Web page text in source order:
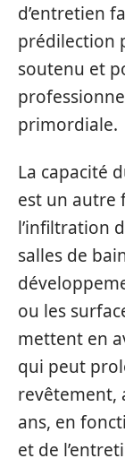
d’entretien
prédilection
soutenu et
primordiale.
La capacité
est un autre
l’infiltration
salles de
ou les
mettent en
qui peut
revêtement,
ans, en
et de